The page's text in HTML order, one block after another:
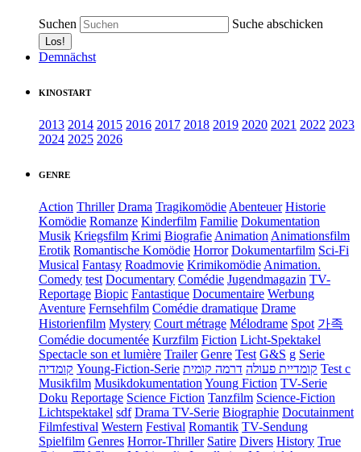
Suchen Suche abschicken
Demnächst
KINOSTART
2013 2014 2015 2016 2017 2018 2019 2020 2021 2022 2023
2024 2025 2026
GENRE
Action Thriller Drama Tragikomödie Abenteuer Historie
Komödie Romanze Kinderfilm Familie Dokumentation
Musik Kriegsfilm Krimi Biografie Animation Animationsfilm
Erotik Romantische Komödie Horror Dokumentarfilm Sci-Fi
Musical Fantasy Roadmovie Krimikomödie Animation.
Comedy test Documentary Comédie Jugendmagazin TV-
Reportage Biopic Fantastique Documentaire Werbung
Aventure Fernsehfilm Comédie dramatique Drame
Historienfilm Mystery Court métrage Mélodrame Spot 가족
Comédie documentée Kurzfilm Fiction Licht-Spektakel
Spectacle son et lumière Trailer Genre Test G&S g Serie
קומדיה Young-Fiction-Serie קומדיית פעולה דרמה קומית
Test c
Musikfilm Musikdokumentation Young Fiction TV-Serie
Doku Reportage Science Fiction Tanzfilm Science-Fiction
Lichtspektakel sdf Drama TV-Serie Biographie Docutainment
Filmfestival Western Festival Romantik TV-Sendung
Spielfilm Genres Horror-Thriller Satire Divers History True